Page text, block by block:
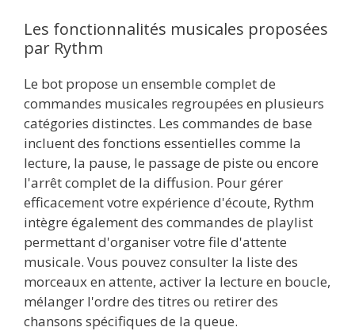
Les fonctionnalités musicales proposées
par Rythm
Le bot propose un ensemble complet de
commandes musicales regroupées en plusieurs
catégories distinctes. Les commandes de base
incluent des fonctions essentielles comme la
lecture, la pause, le passage de piste ou encore
l'arrêt complet de la diffusion. Pour gérer
efficacement votre expérience d'écoute, Rythm
intègre également des commandes de playlist
permettant d'organiser votre file d'attente
musicale. Vous pouvez consulter la liste des
morceaux en attente, activer la lecture en boucle,
mélanger l'ordre des titres ou retirer des
chansons spécifiques de la queue.